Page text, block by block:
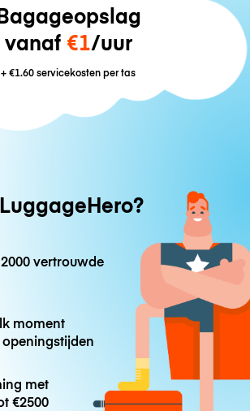
vanaf €1/uur
+€1.60servicekosten per tas
vertrouwde
moment
met
€2500